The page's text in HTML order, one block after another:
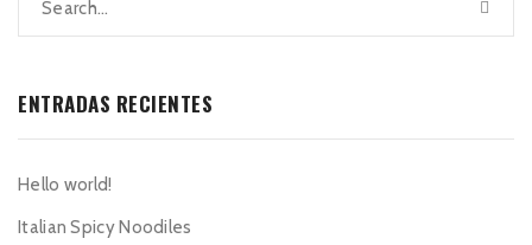
ENTRADAS RECIENTES
Hello world!
Italian Spicy Noodiles